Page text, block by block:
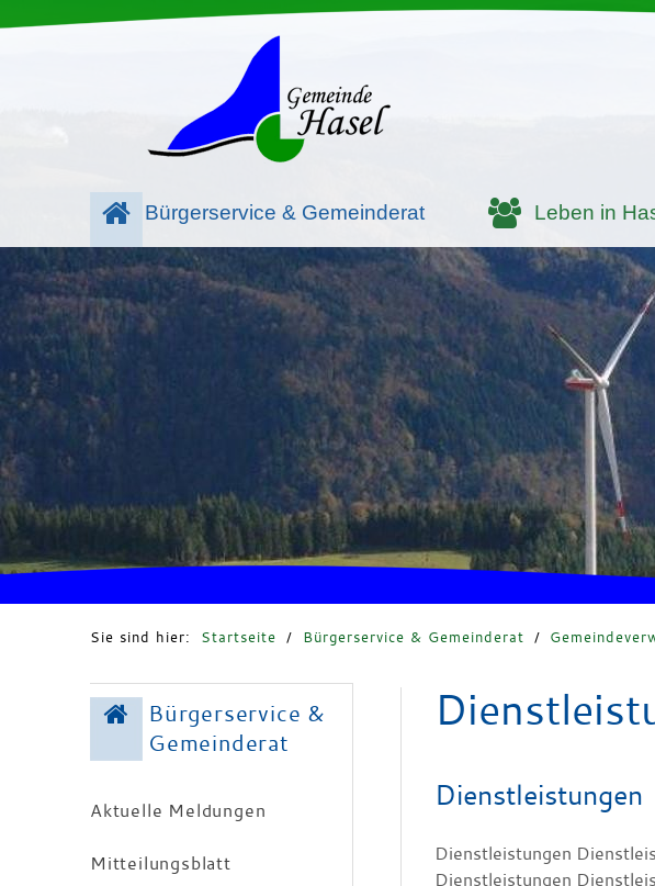
Bürgerservice & Gemeinderat Leben in
Sie sind hier: Startseite / Bürgerservice & Gemeinderat /
Bürgerservice &
Gemeinderat
Aktuelle Meldungen
Mitteilungsblatt
Dienstleistungen
Dienstleistungen
Dienstleistungen